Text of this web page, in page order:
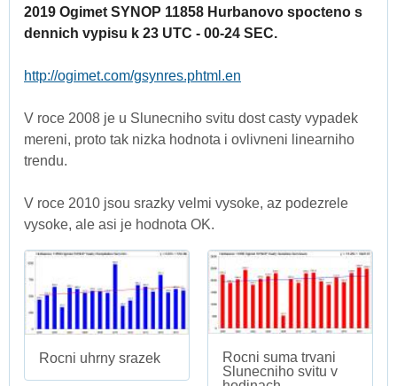
2019 Ogimet SYNOP 11858 Hurbanovo spocteno s
dennich vypisu k 23 UTC - 00-24 SEC.
http://ogimet.com/gsynres.phtml.en
V roce 2008 je u Slunecniho svitu dost casty vypadek
mereni, proto tak nizka hodnota i ovlivneni linearniho
trendu.
V roce 2010 jsou srazky velmi vysoke, az podezrele
vysoke, ale asi je hodnota OK.
Rocni uhrny srazek
Rocni suma trvani
Slunecniho svitu v